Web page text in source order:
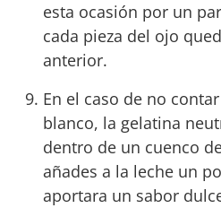
esta ocasión por un
cada pieza del ojo
anterior.
En el caso de no
blanco, la gelatina
dentro de un cuenco
añades a la leche un
aportara un sabor